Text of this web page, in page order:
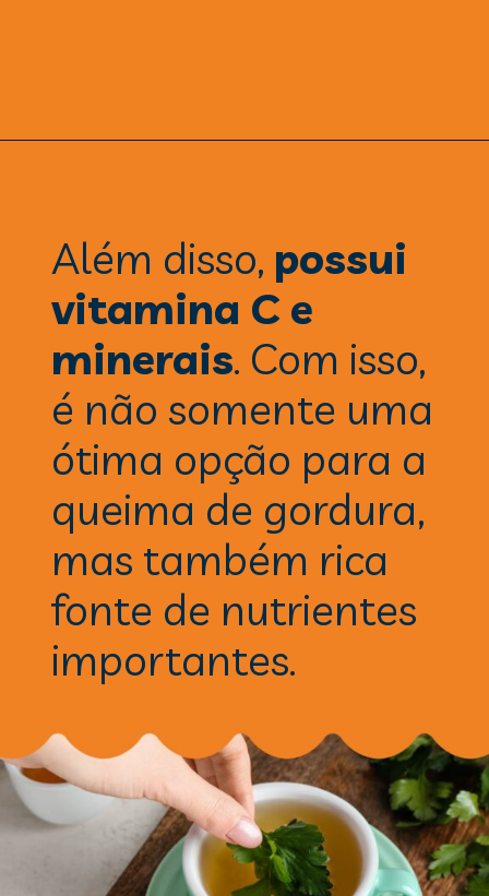
Além disso, possui
vitamina C e
minerais. Com isso,
é não somente uma
ótima opção para a
queima de gordura,
mas também rica
fonte de nutrientes
importantes.